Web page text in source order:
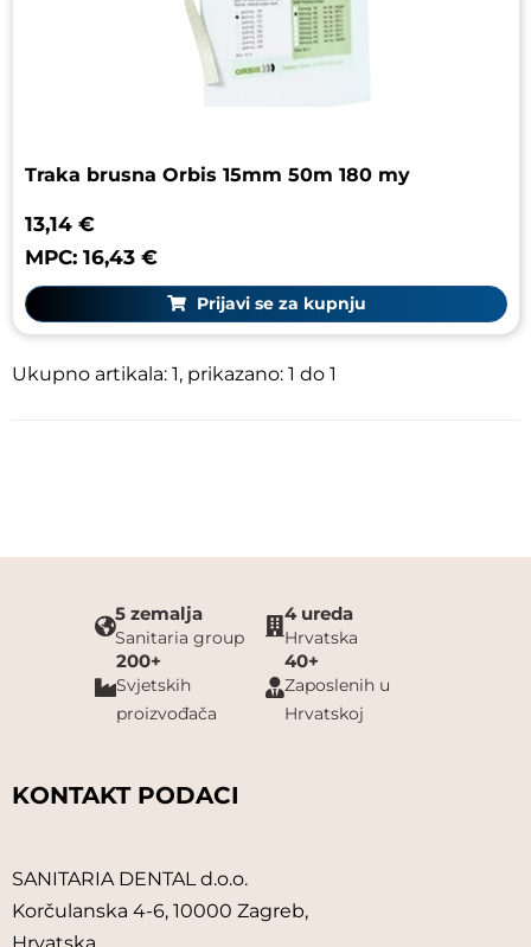
UNICLEAN
VETTER
ZLATNI LICITAR JDOO
Traka brusna Orbis 15mm 50m 180 my
13,14 €
MPC: 16,43 €
Prijavi se za kupnju
Ukupno artikala: 1, prikazano: 1 do 1
5 zemalja
Sanitaria group
4 ureda
Hrvatska
200+
Svjetskih
proizvođača
40+
Zaposlenih u
Hrvatskoj
KONTAKT PODACI
SANITARIA DENTAL d.o.o.
Korčulanska 4-6, 10000 Zagreb,